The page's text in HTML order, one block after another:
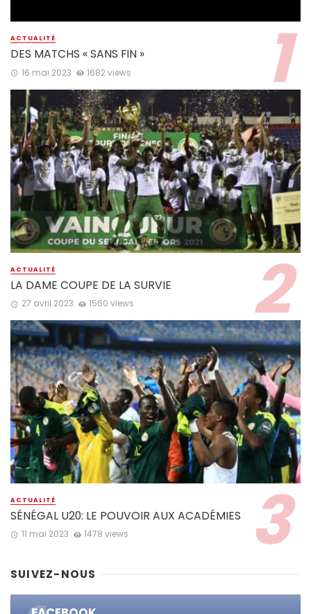
ACTUALITÉ
DES MATCHS « SANS FIN »
16 mai 2023 1682 views
ACTUALITÉ
LA DAME COUPE DE LA SURVIE
27 avril 2023 1560 views
ACTUALITÉ
SÉNÉGAL U20: LE POUVOIR AUX ACADÉMIES
11 mai 2023 1478 views
SUIVEZ-NOUS